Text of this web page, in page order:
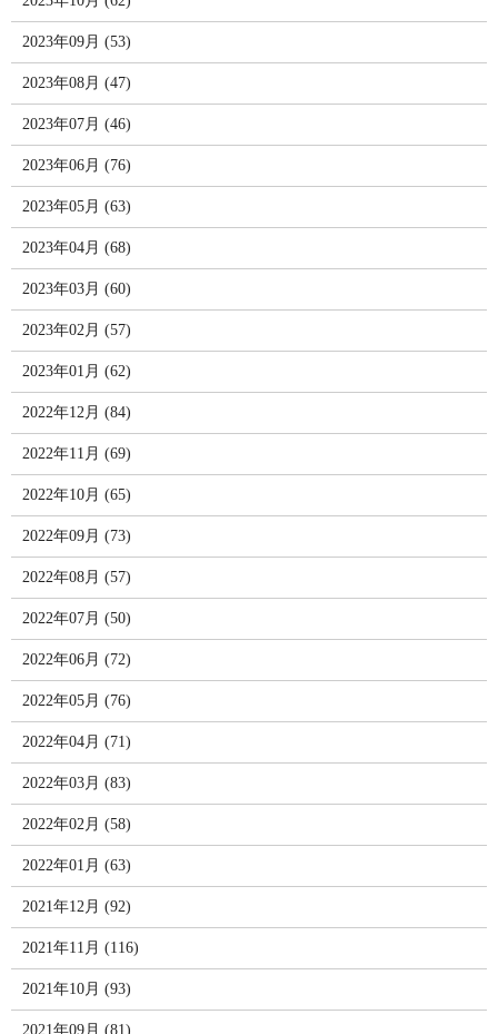
2023年09月 (53)
2023年08月 (47)
2023年07月 (46)
2023年06月 (76)
2023年05月 (63)
2023年04月 (68)
2023年03月 (60)
2023年02月 (57)
2023年01月 (62)
2022年12月 (84)
2022年11月 (69)
2022年10月 (65)
2022年09月 (73)
2022年08月 (57)
2022年07月 (50)
2022年06月 (72)
2022年05月 (76)
2022年04月 (71)
2022年03月 (83)
2022年02月 (58)
2022年01月 (63)
2021年12月 (92)
2021年11月 (116)
2021年10月 (93)
2021年09月 (81)